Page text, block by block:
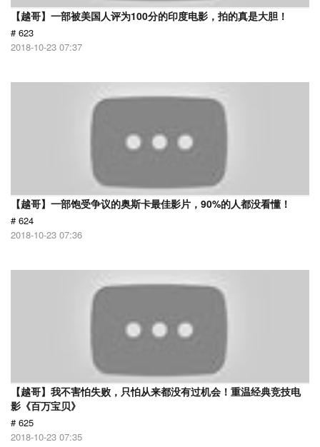
【越哥】一部被美国人评为100分的印度电影，拍的真是大胆！
# 623
2018-10-23 07:37
【越哥】一部饱受争议的奥斯卡最佳影片，90%的人都没看懂！
# 624
2018-10-23 07:36
【越哥】我不害怕失败，只怕从来都没有过机会！重温经典竞技电
影《百万宝贝》
# 625
2018-10-23 07:35